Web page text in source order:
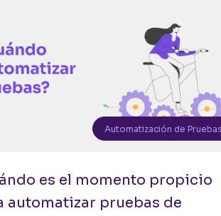
Automatización de
es el momento propicio
automatizar pruebas de